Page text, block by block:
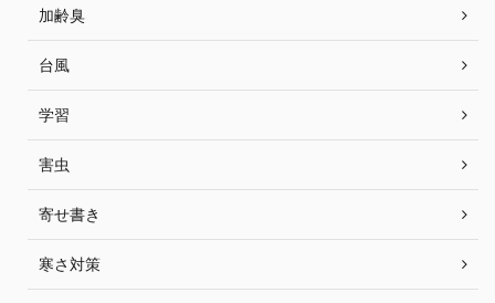
加齢臭
台風
学習
害虫
寄せ書き
寒さ対策